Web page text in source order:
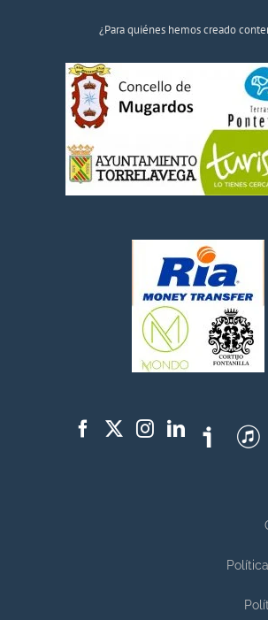
¿Para quiénes hemos creado